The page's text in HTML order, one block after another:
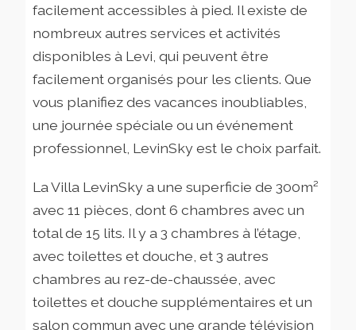
facilement accessibles à pied. Il existe de
nombreux autres services et activités
disponibles à Levi, qui peuvent être
facilement organisés pour les clients. Que
vous planifiez des vacances inoubliables,
une journée spéciale ou un événement
professionnel, LevinSky est le choix parfait.
La Villa LevinSky a une superficie de 300m²
avec 11 pièces, dont 6 chambres avec un
total de 15 lits. Il y a 3 chambres à l’étage,
avec toilettes et douche, et 3 autres
chambres au rez-de-chaussée, avec
toilettes et douche supplémentaires et un
salon commun avec une grande télévision